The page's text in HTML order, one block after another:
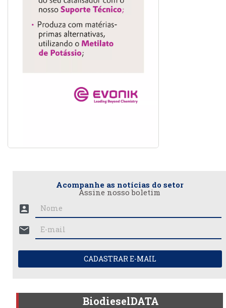
Acompanhe as notícias do setor
Assine nosso boletim
account_box
mail
CADASTRAR E-MAIL
BiodieselDATA